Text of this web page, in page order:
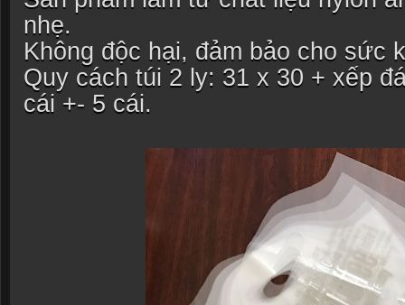
nhẹ.
Không độc hại, đảm bảo cho sức
Quy cách túi 2 ly: 31 x 30 + xếp
cái +- 5 cái.